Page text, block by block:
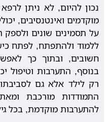
נכון להיום, לא ניתן
מוקדמים ואינטנסיבים,
על תסמינים שונים
ללמוד ולהתפתח, לפתח
חשובים, ובתוך כך
בנוסף, התערבות וטיפול
רק לילד אלא גם
התמודדות מורכבת
להתערבות מוקדמת, בכל